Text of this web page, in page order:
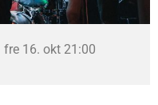
fre 16. okt 21:00